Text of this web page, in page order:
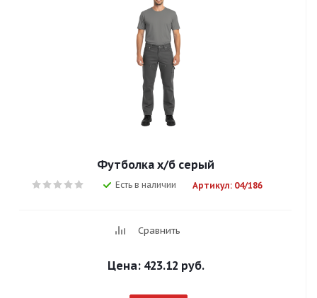
Футболка х/б серый
Есть в наличии Артикул: 04/186
Сравнить
Цена: 423.12 руб.